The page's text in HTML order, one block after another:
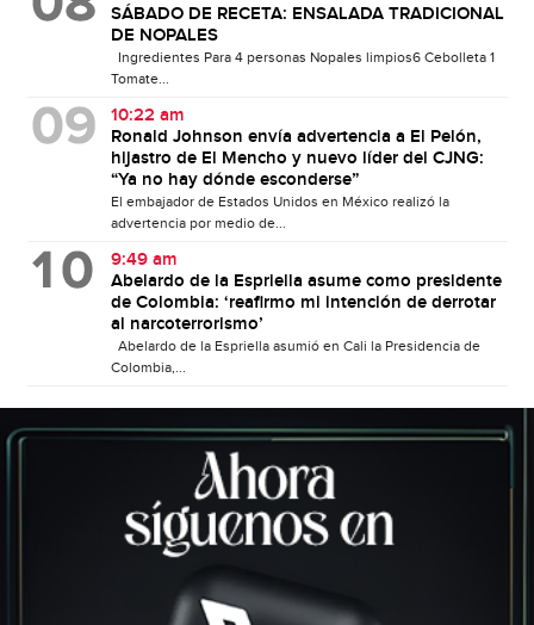
SÁBADO DE RECETA: ENSALADA TRADICIONAL
DE NOPALES
Ingredientes Para 4 personas Nopales limpios6 Cebolleta 1
Tomate...
10:22 am
Ronald Johnson envía advertencia a El Pelón,
hijastro de El Mencho y nuevo líder del CJNG:
“Ya no hay dónde esconderse”
El embajador de Estados Unidos en México realizó la
advertencia por medio de...
9:49 am
Abelardo de la Espriella asume como presidente
de Colombia: ‘reafirmo mi intención de derrotar
al narcoterrorismo’
Abelardo de la Espriella asumió en Cali la Presidencia de
Colombia,...